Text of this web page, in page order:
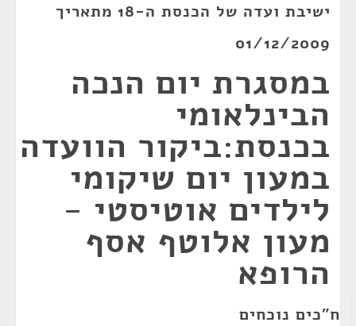
ישיבת ועדה של הכנסת ה-18 מתאריך
01/12/2009
במסגרת יום הנכה
הבינלאומי
בכנסת:ביקור הוועדה
במעון יום שיקומי
לילדים אוטיסטי -
מעון אלוטף אסף
הרופא
ח"כים נוכחים